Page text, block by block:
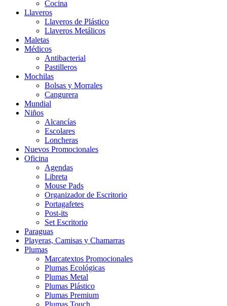
Cocina
Llaveros
Llaveros de Plástico
Llaveros Metálicos
Maletas
Médicos
Antibacterial
Pastilleros
Mochilas
Bolsas y Morrales
Cangurera
Mundial
Niños
Alcancías
Escolares
Loncheras
Nuevos Promocionales
Oficina
Agendas
Libreta
Mouse Pads
Organizador de Escritorio
Portagafetes
Post-its
Set Escritorio
Paraguas
Playeras, Camisas y Chamarras
Plumas
Marcatextos Promocionales
Plumas Ecológicas
Plumas Metal
Plumas Plástico
Plumas Premium